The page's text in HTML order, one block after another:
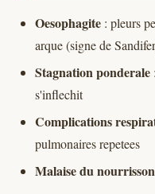
Oesophagite : pleurs
arque (signe de
Stagnation ponderale
s'inflechit
Complications
pulmonaires repetees
Malaise du nourrisson